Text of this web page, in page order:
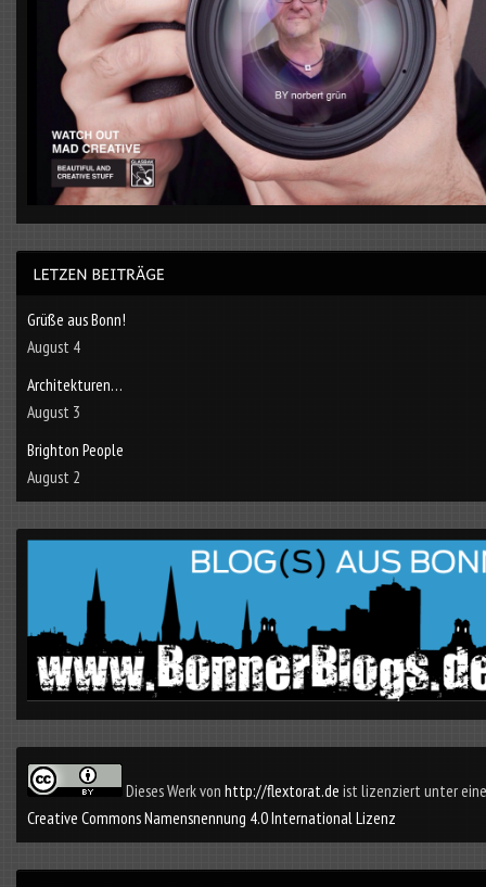
Grüße aus Bonn!
August 4
Architekturen…
August 3
Brighton People
August 2
Dieses Werk von http://flextorat.de ist lizenziert unter
Creative Commons Namensnennung 4.0 International Lizenz